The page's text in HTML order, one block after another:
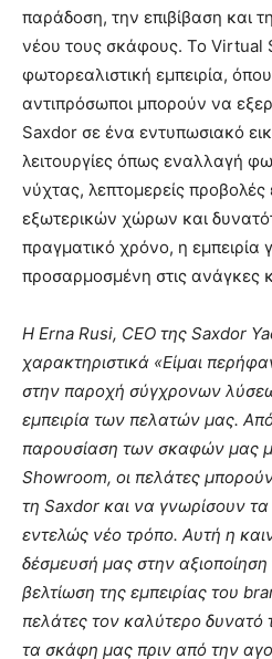
παράδοση, την επιβίβαση και
νέου τους σκάφους. Το Virtual
φωτορεαλιστική εμπειρία,
αντιπρόσωποι μπορούν να
Saxdor σε ένα εντυπωσιακό
λειτουργίες όπως εναλλαγή
νύχτας, λεπτομερείς
εξωτερικών χώρων και
πραγματικό χρόνο, η εμπειρία
προσαρμοσμένη στις ανάγκες
Η Erna Rusi, CEO της Saxdor
χαρακτηριστικά «Είμαι
στην παροχή σύγχρονων
εμπειρία των πελατών μας.
παρουσίαση των σκαφών μας
Showroom, οι πελάτες
τη Saxdor και να γνωρίσουν
εντελώς νέο τρόπο. Αυτή η
δέσμευσή μας στην αξιοποίηση
βελτίωση της εμπειρίας του
πελάτες τον καλύτερο
τα σκάφη μας πριν από την